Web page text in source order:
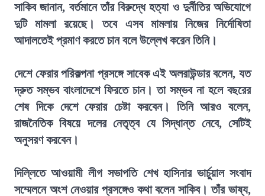
সাকিব জানান, বর্তমানে তাঁর বিরুদ্ধে হত্যা ও দুর্নীতির অভিযোগে
দুটি মামলা রয়েছে। তবে এসব মামলায় নিজের নির্দোষিতা
আদালতেই প্রমাণ করতে চান বলে উল্লেখ করেন তিনি।
দেশে ফেরার পরিকল্পনা প্রসঙ্গে সাবেক এই অলরাউন্ডার বলেন, যত
দ্রুত সম্ভব বাংলাদেশে ফিরতে চান। তা সম্ভব না হলে বছরের
শেষ দিকে দেশে ফেরার চেষ্টা করবেন। তিনি আরও বলেন,
রাজনৈতিক বিষয়ে দলের নেতৃত্ব যে সিদ্ধান্ত নেবে, সেটিই
অনুসরণ করবেন।
দিল্লিতে আওয়ামী লীগ সভাপতি শেখ হাসিনার ভার্চুয়াল সংবাদ
সম্মেলনে অংশ নেওয়ার প্রসঙ্গেও কথা বলেন সাকিব। তাঁর ভাষ্য,